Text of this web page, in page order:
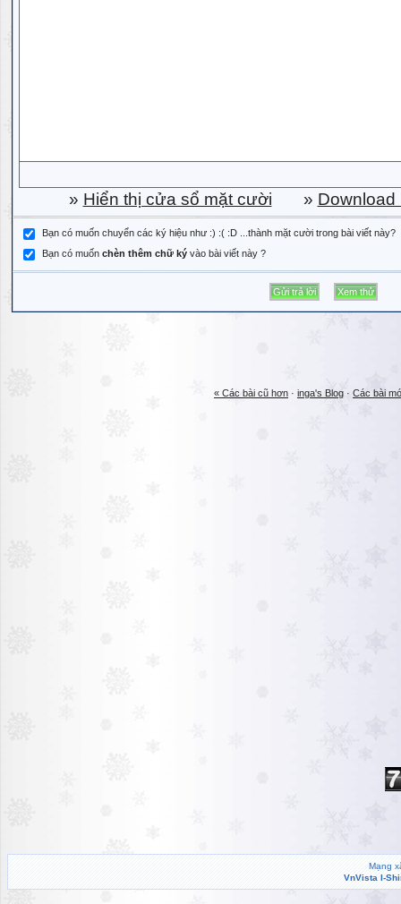
» Hiển thị cửa sổ mặt cười » Download
Bạn có muốn chuyển các ký hiệu như :) :( :D ...thành mặt cười trong bài viết này?
Bạn có muốn chèn thêm chữ ký vào bài viết này ?
« Các bài cũ hơn · inga's Blog · Các bài
Mạng
VnVista I-